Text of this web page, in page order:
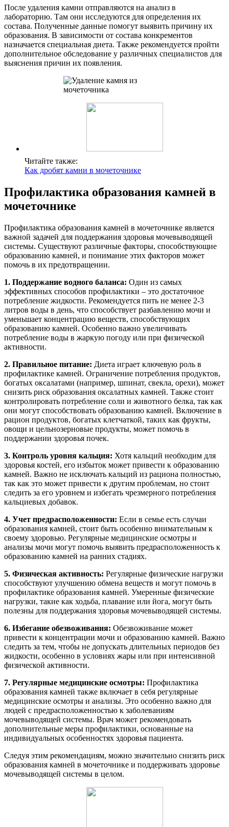
После удаления камни отправляются на анализ в
лабораторию. Там они исследуются для определения их
состава. Полученные данные помогут выявить причину их
образования. В зависимости от состава конкрементов
назначается специальная диета. Также рекомендуется пройти
дополнительное обследование у различных специалистов для
выяснения причин их появления.
Читайте также:
Как дробят камни в мочеточнике
Профилактика образования камней в
мочеточнике
Профилактика образования камней в мочеточнике является
важной задачей для поддержания здоровья мочевыводящей
системы. Существуют различные факторы, способствующие
образованию камней, и понимание этих факторов может
помочь в их предотвращении.
1. Поддержание водного баланса: Один из самых
эффективных способов профилактики – это достаточное
потребление жидкости. Рекомендуется пить не менее 2-3
литров воды в день, что способствует разбавлению мочи и
уменьшает концентрацию веществ, способствующих
образованию камней. Особенно важно увеличивать
потребление воды в жаркую погоду или при физической
активности.
2. Правильное питание: Диета играет ключевую роль в
профилактике камней. Ограничение потребления продуктов,
богатых оксалатами (например, шпинат, свекла, орехи), может
снизить риск образования оксалатных камней. Также стоит
контролировать потребление соли и животного белка, так как
они могут способствовать образованию камней. Включение в
рацион продуктов, богатых клетчаткой, таких как фрукты,
овощи и цельнозерновые продукты, может помочь в
поддержании здоровья почек.
3. Контроль уровня кальция: Хотя кальций необходим для
здоровья костей, его избыток может привести к образованию
камней. Важно не исключать кальций из рациона полностью,
так как это может привести к другим проблемам, но стоит
следить за его уровнем и избегать чрезмерного потребления
кальциевых добавок.
4. Учет предрасположенности: Если в семье есть случаи
образования камней, стоит быть особенно внимательным к
своему здоровью. Регулярные медицинские осмотры и
анализы мочи могут помочь выявить предрасположенность к
образованию камней на ранних стадиях.
5. Физическая активность: Регулярные физические нагрузки
способствуют улучшению обмена веществ и могут помочь в
профилактике образования камней. Умеренные физические
нагрузки, такие как ходьба, плавание или йога, могут быть
полезны для поддержания здоровья мочевыводящей системы.
6. Избегание обезвоживания: Обезвоживание может
привести к концентрации мочи и образованию камней. Важно
следить за тем, чтобы не допускать длительных периодов без
жидкости, особенно в условиях жары или при интенсивной
физической активности.
7. Регулярные медицинские осмотры: Профилактика
образования камней также включает в себя регулярные
медицинские осмотры и анализы. Это особенно важно для
людей с предрасположенностью к заболеваниям
мочевыводящей системы. Врач может рекомендовать
дополнительные меры профилактики, основанные на
индивидуальных особенностях здоровья пациента.
Следуя этим рекомендациям, можно значительно снизить риск
образования камней в мочеточнике и поддерживать здоровье
мочевыводящей системы в целом.